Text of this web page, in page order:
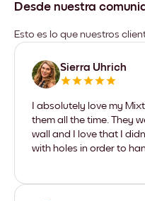
Desde nuestra
Esto es lo que nuestros
Sierra Uhrich
I absolutely love my
them all the time. They
wall and I love that I
with holes in order to